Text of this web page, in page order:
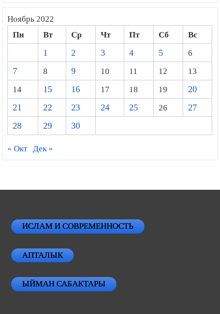
Ноябрь 2022
Пн Вт Ср Чт Пт Сб
Вс
1
2 3 4 5
6
7
8 9 10 11 12
13
14
15 16 17 18 19
20
21
22 23 24 25 26
27
28
29 30
« Окт Дек »